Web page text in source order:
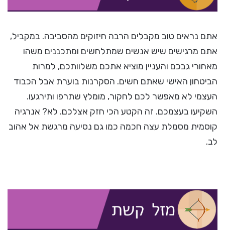
אתם נראים טוב מקבלים הרבה חיזוקים מהסביבה. במקביל,
אתם מרגישים שיש אנשים שמתלחשים ומתכננים משהו
מאחורי גבכם והעניין מוציא אתכם משלוותכם, למרות
הביטחון האישי שאתם חשים. הסקרנות בוערת אבל הכבוד
העצמי לא מאפשר לכם לחקור, מומלץ שתרפו ותירגעו.
השקיעו בעצמכם. זה הקטע הכי חזק אצלכם. לא? אנרגיה
קוסמית מסמלת עצה חכמה כמו גם נסיעה מרגשת אל אהוב
לב.